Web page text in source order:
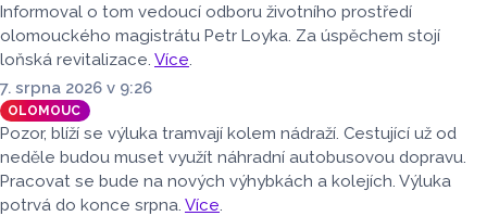
Informoval o tom vedoucí odboru životního prostředí
olomouckého magistrátu Petr Loyka. Za úspěchem stojí
loňská revitalizace. Více.
7. srpna 2026 v 9:26
OLOMOUC
Pozor, blíží se výluka tramvají kolem nádraží. Cestující už od
neděle budou muset využít náhradní autobusovou dopravu.
Pracovat se bude na nových výhybkách a kolejích. Výluka
potrvá do konce srpna. Více